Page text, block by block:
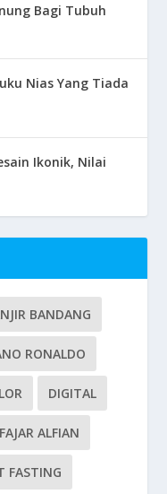
Bagi Tubuh
Nias Yang Tiada
Ikonik, Nilai
BANDANG
RONALDO
DIGITAL
FAJAR ALFIAN
FASTING